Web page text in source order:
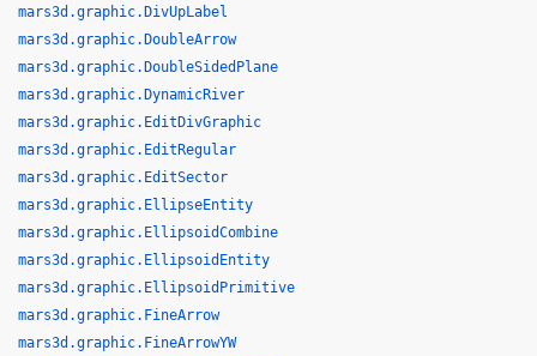
mars3d.graphic.DivUpLabel
mars3d.graphic.DoubleArrow
mars3d.graphic.DoubleSidedPlane
mars3d.graphic.DynamicRiver
mars3d.graphic.EditDivGraphic
mars3d.graphic.EditRegular
mars3d.graphic.EditSector
mars3d.graphic.EllipseEntity
mars3d.graphic.EllipsoidCombine
mars3d.graphic.EllipsoidEntity
mars3d.graphic.EllipsoidPrimitive
mars3d.graphic.FineArrow
mars3d.graphic.FineArrowYW